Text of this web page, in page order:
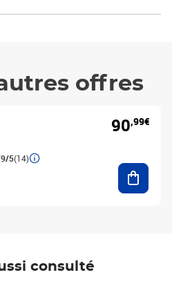
offres
5(14)
90,99€
consulté